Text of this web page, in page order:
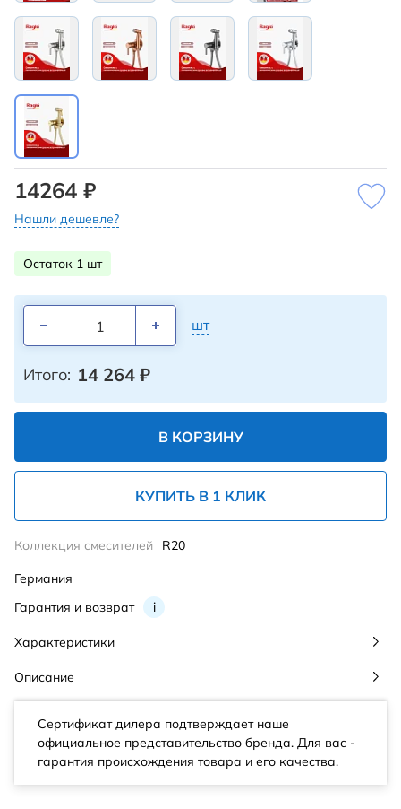
14264 ₽
Нашли дешевле?
Остаток 1 шт
шт
Итого: 14 264 ₽
В КОРЗИНУ
КУПИТЬ В 1 КЛИК
Гарантия и возврат i
Коллекция смесителей R20
Германия
Характеристики
Описание
Сертификат дилера подтверждает наше
официальное представительство бренда. Для вас -
гарантия происхождения товара и его качества.